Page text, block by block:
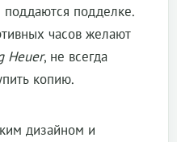
поддаются подделке.
часов желают
Heuer, не всегда
копию.
дизайном и